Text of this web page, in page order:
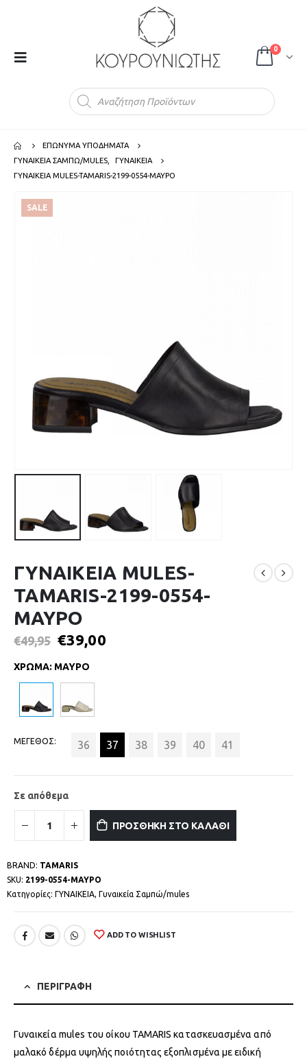
0
ΕΠΩΝΥΜΑ ΥΠΟΔΗΜΑΤΑ
ΓΥΝΑΙΚΕΙΑ ΣΑΜΠΩ/MULES
ΓΥΝΑΙΚΕΙΑ
ΓΥΝΑΙΚΕΙΑ MULES-TAMARIS-2199-0554-ΜΑΥΡΟ
SALE
ΓΥΝΑΙΚΕΙΑ MULES-
TAMARIS-2199-0554-
ΜΑΥΡΟ
€49,95 €39,00
ΧΡΩΜΑ: ΜΑΥΡΟ
ΜΕΓΕΘΟΣ 36 37 38 39 40 41
Σε απόθεμα
ΠΡΟΣΘΗΚΗ ΣΤΟ ΚΑΛΑΘΙ
BRAND: TAMARIS
SKU: 2199-0554-ΜΑΥΡΟ
Κατηγορίες: ΓΥΝΑΙΚΕΙΑ, Γυναικεία Σαμπώ/mules
ADD TO WISHLIST
ΠΕΡΙΓΡΑΦΗ
Γυναικεία mules του οίκου TAMARIS κατασκευασμένα από
μαλακό δέρμα υψηλής ποιότητας εξοπλισμένα με ειδική